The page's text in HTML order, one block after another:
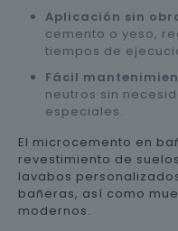
Aplicación sin
cemento o yeso,
tiempos de
Fácil
neutros sin
especiales.
El microcemento en
revestimiento de
lavabos
bañeras, así como
modernos.